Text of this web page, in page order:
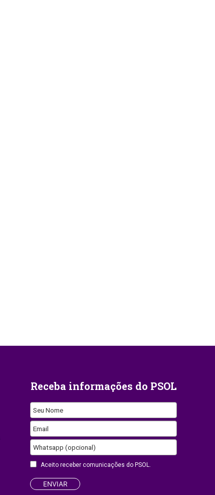
Receba informações do PSOL
Seu Nome
Email
Your
Website
Whatsapp (opcional)
Aceito receber comunicações do PSOL.
ENVIAR